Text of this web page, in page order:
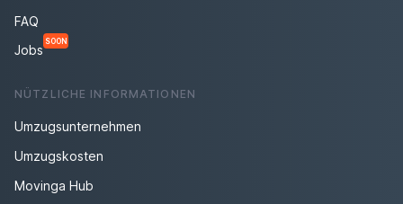
FAQ
Jobs
SOON
NÜTZLICHE INFORMATIONEN
Umzugsunternehmen
Umzugskosten
Movinga Hub